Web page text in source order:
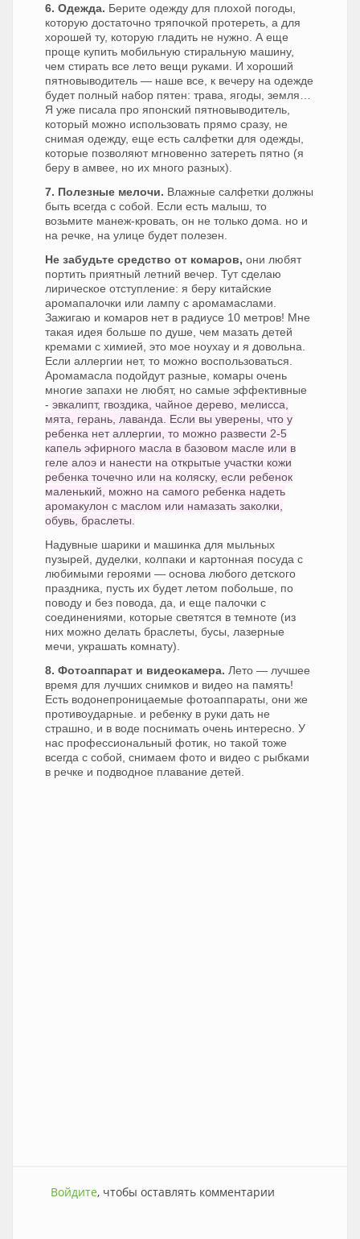
6. Одежда. Берите одежду для плохой погоды,
которую достаточно тряпочкой протереть, а для
хорошей ту, которую гладить не нужно. А еще
проще купить мобильную стиральную машину,
чем стирать все лето вещи руками. И хороший
пятновыводитель — наше все, к вечеру на одежде
будет полный набор пятен: трава, ягоды, земля…
Я уже писала про японский пятновыводитель,
который можно использовать прямо сразу, не
снимая одежду, еще есть салфетки для одежды,
которые позволяют мгновенно затереть пятно (я
беру в амвее, но их много разных).
7. Полезные мелочи. Влажные салфетки должны
быть всегда с собой. Если есть малыш, то
возьмите манеж-кровать, он не только дома. но и
на речке, на улице будет полезен.
Не забудьте средство от комаров, они любят
портить приятный летний вечер. Тут сделаю
лирическое отступление: я беру китайские
аромапалочки или лампу с аромамаслами.
Зажигаю и комаров нет в радиусе 10 метров! Мне
такая идея больше по душе, чем мазать детей
кремами с химией, это мое ноухау и я довольна.
Если аллергии нет, то можно воспользоваться.
Аромамасла подойдут разные, комары очень
многие запахи не любят, но самые эффективные
- эвкалипт, гвоздика, чайное дерево, мелисса,
мята, герань, лаванда. Если вы уверены, что у
ребенка нет аллергии, то можно развести 2-5
капель эфирного масла в базовом масле или в
геле алоэ и нанести на открытые участки кожи
ребенка точечно или на коляску, если ребенок
маленький, можно на самого ребенка надеть
аромакулон с маслом или намазать заколки,
обувь, браслеты.
Надувные шарики и машинка для мыльных
пузырей, дуделки, колпаки и картонная посуда с
любимыми героями — основа любого детского
праздника, пусть их будет летом побольше, по
поводу и без повода, да, и еще палочки с
соединениями, которые светятся в темноте (из
них можно делать браслеты, бусы, лазерные
мечи, украшать комнату).
8. Фотоаппарат и видеокамера. Лето — лучшее
время для лучших снимков и видео на память!
Есть водонепроницаемые фотоаппараты, они же
противоударные. и ребенку в руки дать не
страшно, и в воде поснимать очень интересно. У
нас профессиональный фотик, но такой тоже
всегда с собой, снимаем фото и видео с рыбками
в речке и подводное плавание детей.
Войдите, чтобы оставлять комментарии